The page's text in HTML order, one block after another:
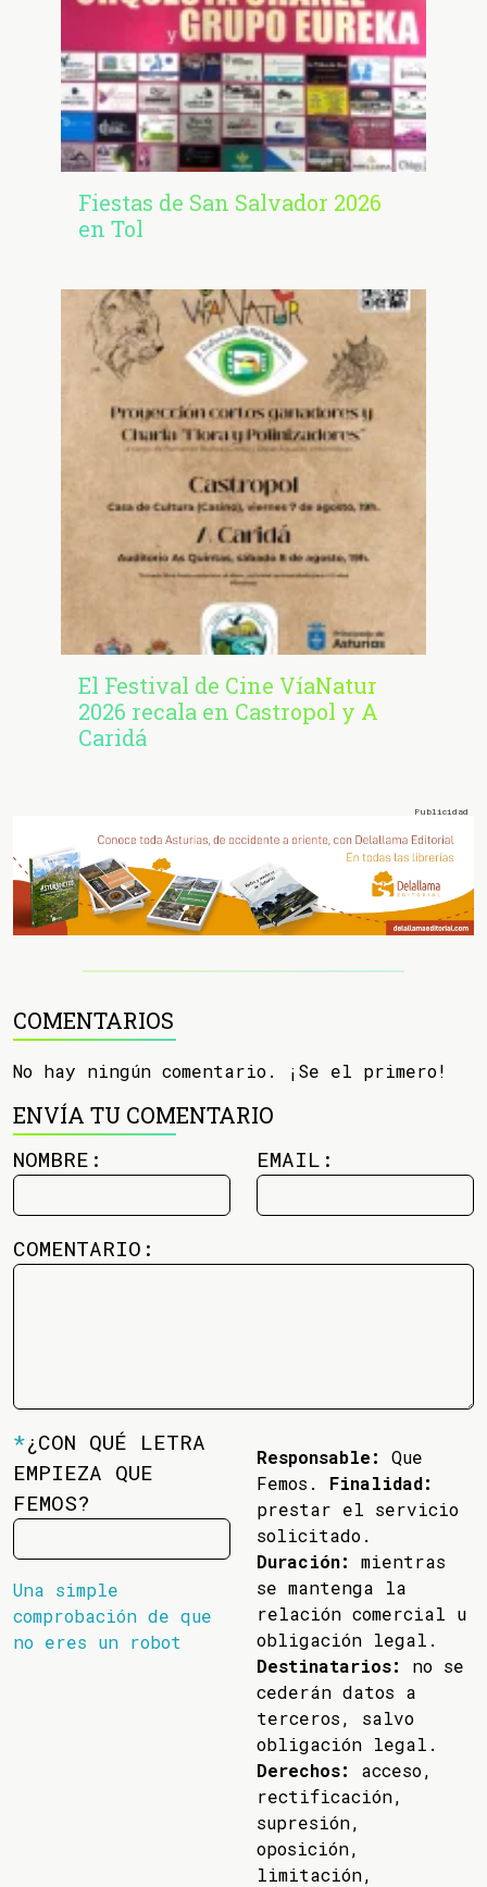
Fiestas de San Salvador 2026
en Tol
El Festival de Cine VíaNatur
2026 recala en Castropol y A
Caridá
COMENTARIOS
No hay ningún comentario. ¡Se el primero!
ENVÍA TU COMENTARIO
NOMBRE: EMAIL:
COMENTARIO:
*¿CON QUÉ LETRA
EMPIEZA QUE
FEMOS?
Una simple
comprobación de que
no eres un robot
Responsable:
Que
Femos. Finalidad:
prestar el servicio
solicitado.
Duración:
mientras
se mantenga la
relación comercial u
obligación legal.
Destinatarios:
no se
cederán datos a
terceros, salvo
obligación legal.
Derechos:
acceso,
rectificación,
supresión,
oposición,
limitación,